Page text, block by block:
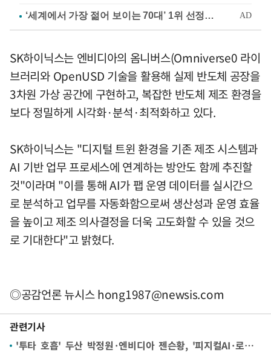
SK하이닉스는 엔비디아의 옴니버스(Omniverse0 라이
브러리와 OpenUSD 기술을 활용해 실제 반도체 공장을
3차원 가상 공간에 구현하고, 복잡한 반도체 제조 환경을
보다 정밀하게 시각화·분석·최적화하고 있다.
SK하이닉스는 "디지털 트윈 환경을 기존 제조 시스템과
AI 기반 업무 프로세스에 연계하는 방안도 함께 추진할
것"이라며 "이를 통해 AI가 팹 운영 데이터를 실시간으
로 분석하고 업무를 자동화함으로써 생산성과 운영 효율
을 높이고 제조 의사결정을 더욱 고도화할 수 있을 것으
로 기대한다"고 밝혔다.
◎공감언론 뉴시스hong1987@newsis.com
관련기사
'투타 호흡' 두산 박정원·엔비디아 젠슨황, '피지컬AI·로보틱스·AI 팩토리' 깐부로